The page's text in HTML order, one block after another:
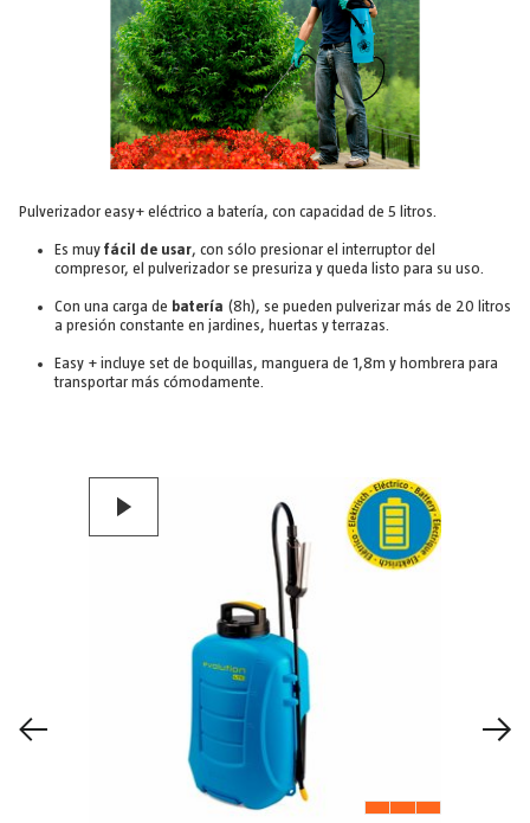
Pulverizador easy+ eléctrico a batería, con capacidad de 5 litros.
Es muy fácil de usar, con sólo presionar el interruptor del
compresor, el pulverizador se presuriza y queda listo para su uso.
Con una carga de batería (8h), se pueden pulverizar más de 20 litros
a presión constante en jardines, huertas y terrazas.
Easy + incluye set de boquillas, manguera de 1,8m y hombrera para
transportar más cómodamente.